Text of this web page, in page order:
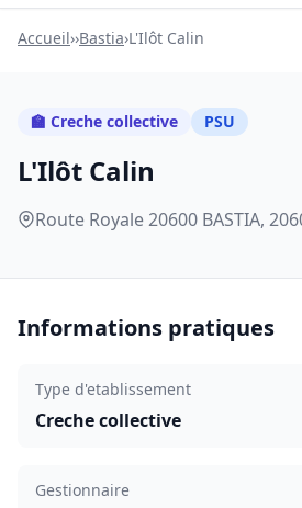
Accueil››Bastia›L'Ilôt Calin
🏫 Creche collective PSU
L'Ilôt Calin
Route Royale 20600 BASTIA,
Informations pratiques
Type d'etablissement
Creche collective
Gestionnaire